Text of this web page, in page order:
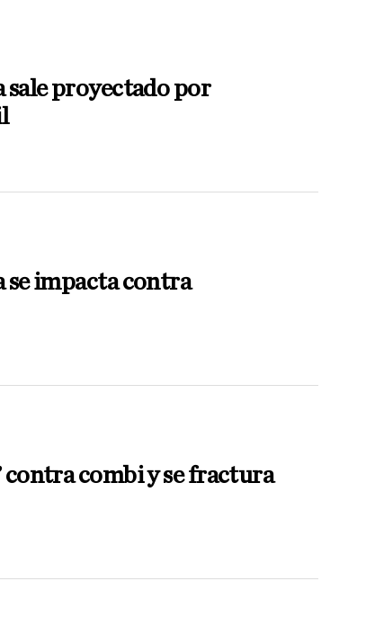
proyectado por
impacta contra
contra combi y se fractura